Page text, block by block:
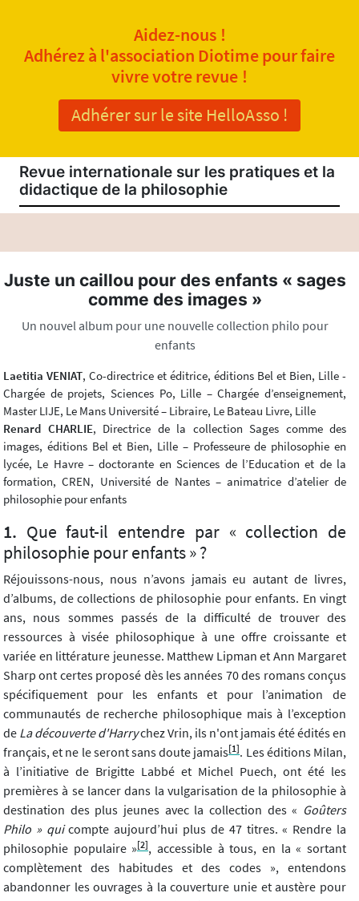
Aidez-nous !
Adhérez à l'association Diotime pour faire
vivre votre revue !
Adhérer sur le site HelloAsso !
Revue internationale sur les pratiques et la
didactique de la philosophie
Juste un caillou pour des enfants « sages
comme des images »
Un nouvel album pour une nouvelle collection philo pour
enfants
Laetitia VENIAT, Co-directrice et éditrice, éditions Bel et Bien, Lille -
Chargée de projets, Sciences Po, Lille – Chargée d’enseignement,
Master LIJE, Le Mans Université – Libraire, Le Bateau Livre, Lille
Renard CHARLIE, Directrice de la collection Sages comme des
images, éditions Bel et Bien, Lille – Professeure de philosophie en
lycée, Le Havre – doctorante en Sciences de l’Education et de la
formation, CREN, Université de Nantes – animatrice d’atelier de
philosophie pour enfants
Que faut-il entendre par « collection de
philosophie pour enfants » ?
Réjouissons-nous, nous n’avons jamais eu autant de livres,
d’albums, de collections de philosophie pour enfants. En vingt
ans, nous sommes passés de la difficulté de trouver des
ressources à visée philosophique à une offre croissante et
variée en littérature jeunesse. Matthew Lipman et Ann Margaret
Sharp ont certes proposé dès les années 70 des romans conçus
spécifiquement pour les enfants et pour l’animation de
communautés de recherche philosophique mais à l’exception
de La découverte d'Harrychez Vrin, ils n'ont jamais été édités en
français, et ne le seront sans doute jamais[1]. Les éditions Milan,
à l’initiative de Brigitte Labbé et Michel Puech, ont été les
premières à se lancer dans la vulgarisation de la philosophie à
destination des plus jeunes avec la collection des « Goûters
Philo » quicompte aujourd’hui plus de 47 titres. « Rendre la
philosophie populaire »[2], accessible à tous, en la « sortant
complètement des habitudes et des codes », entendons
abandonner les ouvrages à la couverture unie et austère pour